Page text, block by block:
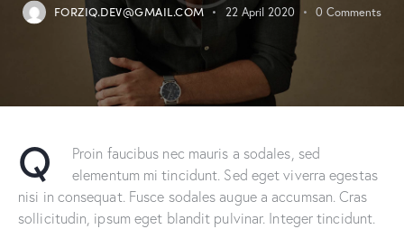
FORZIQ.DEV@GMAIL.COM 22 April 2020 0 Comments
Q
Proin faucibus nec mauris a sodales, sed
elementum mi tincidunt. Sed eget viverra egestas
nisi in consequat. Fusce sodales augue a accumsan. Cras
sollicitudin, ipsum eget blandit pulvinar. Integer tincidunt.